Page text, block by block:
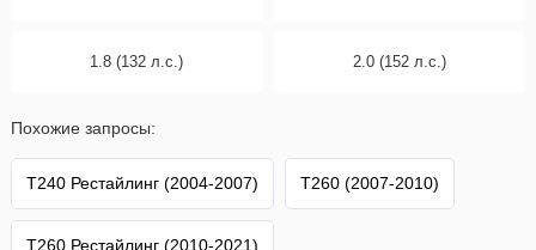
1.8 (132 л.с.) 2.0 (152 л.с.)
Похожие запросы:
T240 Рестайлинг (2004-2007) T260 (2007-2010)
T260 Рестайлинг (2010-2021)